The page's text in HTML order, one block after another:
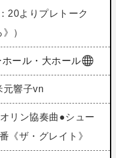
20よりプレトーク
》）
ール・大ホール
響子vn
リン協奏曲●シュー
《ザ・グレイト》